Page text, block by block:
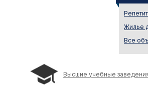
Жилье
Все
Высшие учебные